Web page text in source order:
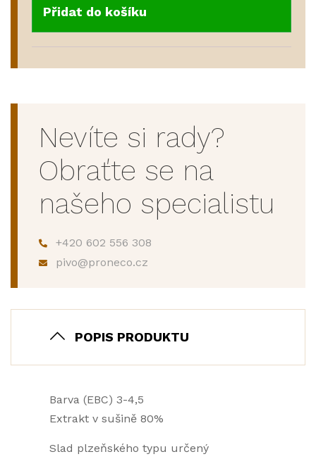
Přidat do košíku
Nevíte si rady?
Obraťte se na
našeho specialistu
+420 602 556 308
pivo@proneco.cz
POPIS PRODUKTU
Barva (EBC) 3-4,5
Extrakt v sušině 80%
Slad plzeňského typu určený